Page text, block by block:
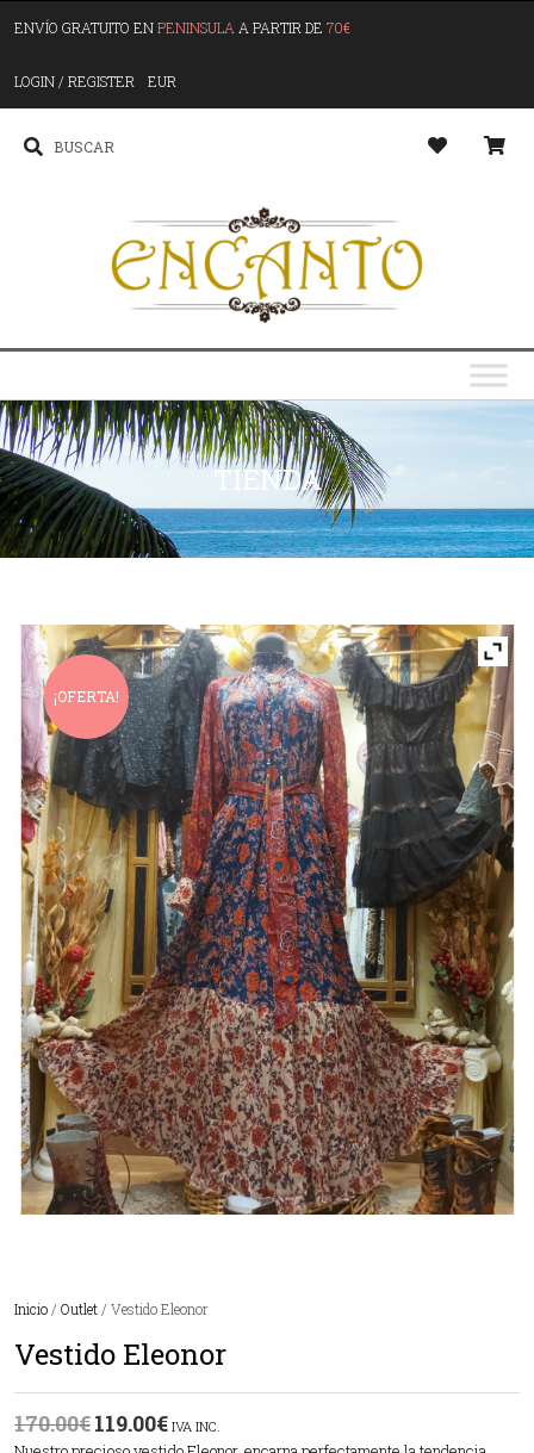
ENVÍO GRATUITO ENPENINSULA A PARTIR DE 70€
LOGIN / REGISTER EUR
TIENDA
¡OFERTA!
Inicio / Outlet / Vestido Eleonor
Vestido Eleonor
170.00€119.00€ IVA INC.